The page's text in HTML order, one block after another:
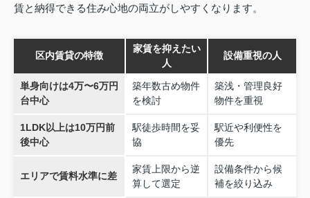
賃と納得できる住み心地の両立がしやすくなります。
区内賃貸の特徴
家賃を抑えたい
人
設備重視の人
単身向けは4万〜6万円
台中心
築年数古め物件
を検討
築浅・管理良好
物件を重視
1LDK以上は10万円前
後中心
駅徒歩時間を妥
協
駅近や利便性を
優先
エリアで賃料水準に差
家賃上限から逆
算して選定
設備条件から候
補を絞り込み